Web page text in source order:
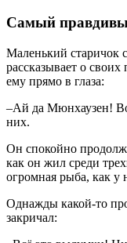
Самый
Маленький старичок
рассказывает о
ему прямо в глаза:
–Ай да Мюнхаузен!
них.
Он спокойно
как он жил среди
огромная рыба, как у
Однажды какой-то
закричал: